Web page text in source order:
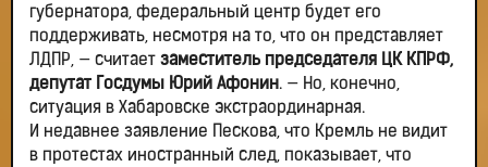
губернатора, федеральный центр будет его
поддерживать, несмотря на то, что он представляет
ЛДПР, — считает заместитель председателя ЦК КПРФ,
депутат Госдумы Юрий Афонин. — Но, конечно,
ситуация в Хабаровске экстраординарная.
И недавнее заявление Пескова, что Кремль не видит
в протестах иностранный след, показывает, что